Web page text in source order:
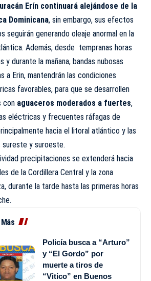
Erín continuará alejándose de la
Dominicana, sin embargo, sus efectos
seguirán generando oleaje anormal en la
Además, desde tempranas horas
y durante la mañana, bandas nubosas
a Erin, mantendrán las condiciones
favorables, para que se desarrollen
con aguaceros moderados a fuertes,
eléctricas y frecuentes ráfagas de
hacia el litoral atlántico y las
sureste y suroeste.
precipitaciones se extenderá hacia
de la Cordillera Central y la zona
durante la tarde hasta las primeras horas
Policía busca a “Arturo”
y “El Gordo” por
muerte a tiros de
“Vitico” en Buenos